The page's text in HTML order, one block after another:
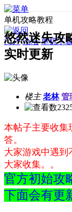
单机攻略教程
门户 论坛 单机下
悠然迷失
实时更新
楼主 老林 管
本帖子主要收集
答。
大家游戏中遇到
大家收集。。
官方初始攻
下面会有更